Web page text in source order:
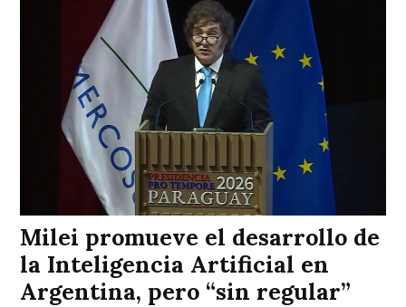
Milei promueve el desarrollo de
la Inteligencia Artificial en
Argentina, pero “sin regular”